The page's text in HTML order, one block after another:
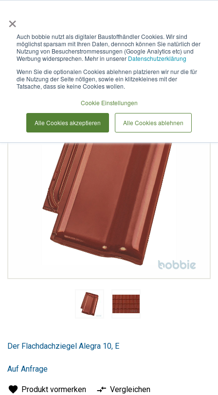
×
Auch bobbie nutzt als digitaler Baustoffhändler Cookies. Wir sind
möglichst sparsam mit Ihren Daten, dennoch können Sie natürlich der
Nutzung von Besucherstrommessungen (Google Analytics etc) und
Werbung widersprechen. Mehr in unserer Datenschutzerklärung
Wenn Sie die optionalen Cookies ablehnen platzieren wir nur die für
die Nutzung der Seite nötigen, sowie ein klitzekleines mit der
Tatsache, dass sie keine Cookies wollen.
Cookie Einstellungen
Alle Cookies akzeptieren Alle Cookies ablehnen
Alegra 10 E edelkastanie
Zum
Ende
Bildergalerie
springen
der
springen
Der Flachdachziegel Alegra 10, E
Auf Anfrage
Produkt vormerken
Vergleichen